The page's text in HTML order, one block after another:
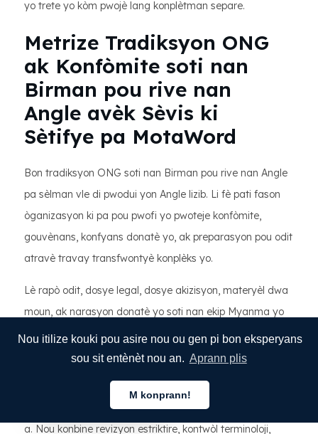
Nou itilize kouki pou asire nou ou gen pi bon eksperyans
sou sit entènèt nou an. Aprann plis
M konprann!
yo trete yo kòm pwojè lang konplètman separe.
Metrize Tradiksyon ONG
ak Konfòmite soti nan
Birman pou rive nan
Angle avèk Sèvis ki
Sètifye pa MotaWord
Bon tradiksyon ONG soti nan Birman pou rive nan Angle
pa sèlman vle di pwodui yon Angle lizib. Li fè pati fason
òganizasyon ki pa pou pwofi yo pwoteje konfòmite,
gouvènans, konfyans donatè yo, ak preparasyon pou odit
atravè travay transfwontyè konplèks yo.
Lè rapò odit, dosye legal, dosye akizisyon, materyèl dwa
moun, ak narasyon donatè yo soti nan ekip Myanma yo
bay evalyatè ki pale anglè, tradiksyon vin tounen yon pati
nan anviwònman kontwòl la. Se poutèt sa li enpòtan pou
Sèvis tradiksyon sètifye MotaWord yo fèt pou reyalite sa
a. Nou konbine revizyon estriktire, kontwòl terminoloji,
Kreyòl Ayisyen